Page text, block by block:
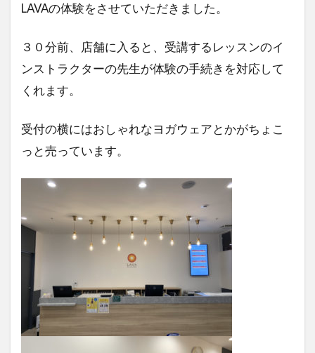
LAVAの体験をさせていただきました。
３０分前、店舗に入ると、受講するレッスンのイ
ンストラクターの先生が体験の手続きを対応して
くれます。
受付の横にはおしゃれなヨガウェアとかがちょこ
っと売っています。